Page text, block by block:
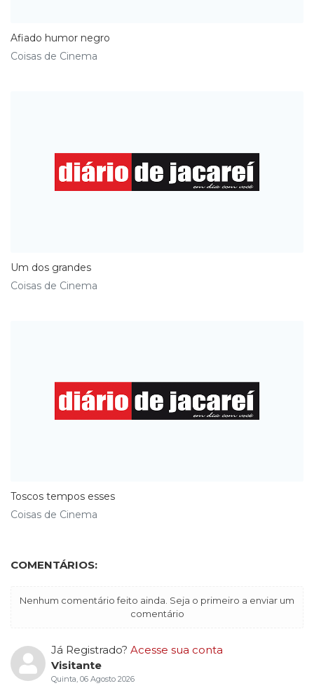
Afiado humor negro
Coisas de Cinema
Um dos grandes
Coisas de Cinema
Toscos tempos esses
Coisas de Cinema
COMENTÁRIOS:
Nenhum comentário feito ainda. Seja o primeiro a enviar um
comentário
Já Registrado? Acesse sua conta
Visitante
Quinta, 06 Agosto 2026